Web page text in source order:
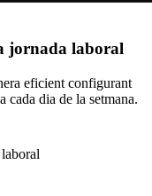
jornada laboral
eficient configurant
cada dia de la setmana.